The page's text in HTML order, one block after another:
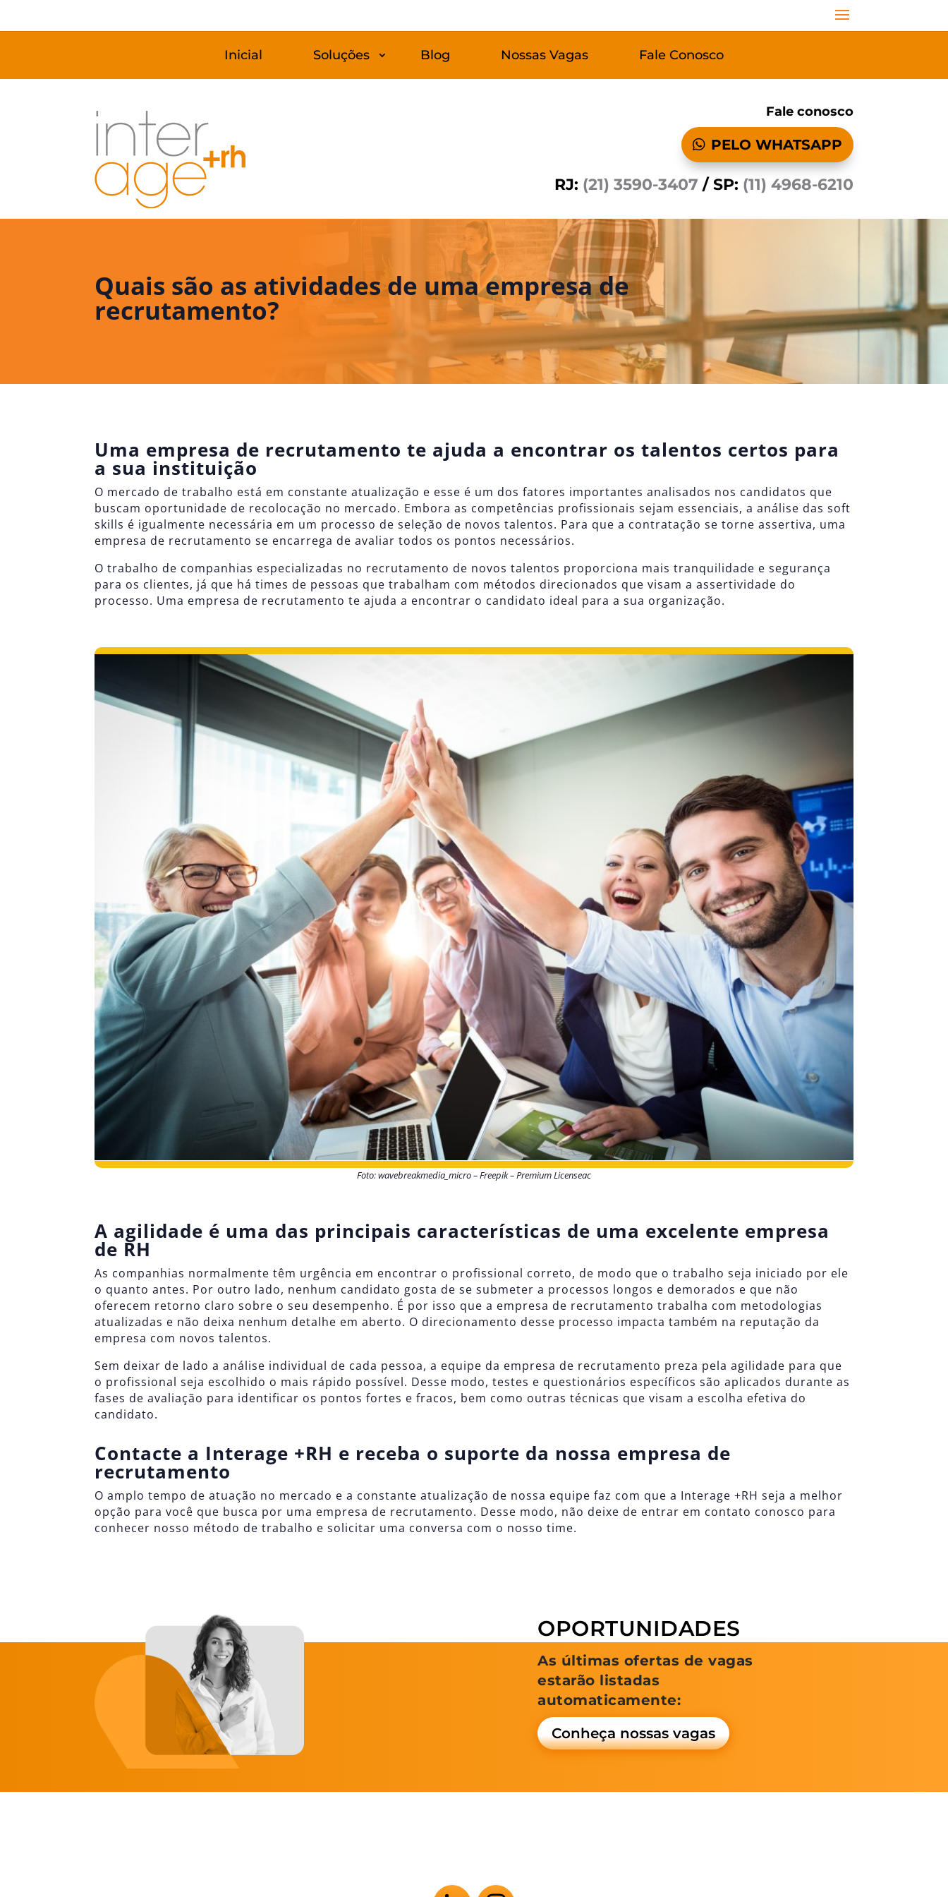
Inicial Soluções Blog Nossas Vagas Fale Conosco
Fale conosco
PELO WHATSAPP
RJ: (21) 3590-3407 / SP: (11) 4968-6210
Quais são as atividades de uma empresa de
recrutamento?
Uma empresa de recrutamento te ajuda a encontrar os talentos certos para
a sua instituição
O mercado de trabalho está em constante atualização e esse é um dos fatores importantes analisados nos candidatos que
buscam oportunidade de recolocação no mercado. Embora as competências profissionais sejam essenciais, a análise das soft
skills é igualmente necessária em um processo de seleção de novos talentos. Para que a contratação se torne assertiva, uma
empresa de recrutamento se encarrega de avaliar todos os pontos necessários.
O trabalho de companhias especializadas no recrutamento de novos talentos proporciona mais tranquilidade e segurança
para os clientes, já que há times de pessoas que trabalham com métodos direcionados que visam a assertividade do
processo. Uma empresa de recrutamento te ajuda a encontrar o candidato ideal para a sua organização.
Foto: wavebreakmedia_micro – Freepik – Premium Licenseac
A agilidade é uma das principais características de uma excelente empresa
de RH
As companhias normalmente têm urgência em encontrar o profissional correto, de modo que o trabalho seja iniciado por ele
o quanto antes. Por outro lado, nenhum candidato gosta de se submeter a processos longos e demorados e que não
oferecem retorno claro sobre o seu desempenho. É por isso que a empresa de recrutamento trabalha com metodologias
atualizadas e não deixa nenhum detalhe em aberto. O direcionamento desse processo impacta também na reputação da
empresa com novos talentos.
Sem deixar de lado a análise individual de cada pessoa, a equipe da empresa de recrutamento preza pela agilidade para que
o profissional seja escolhido o mais rápido possível. Desse modo, testes e questionários específicos são aplicados durante as
fases de avaliação para identificar os pontos fortes e fracos, bem como outras técnicas que visam a escolha efetiva do
candidato.
Contacte a Interage +RH e receba o suporte da nossa empresa de
recrutamento
O amplo tempo de atuação no mercado e a constante atualização de nossa equipe faz com que a Interage +RH seja a melhor
opção para você que busca por uma empresa de recrutamento. Desse modo, não deixe de entrar em contato conosco para
conhecer nosso método de trabalho e solicitar uma conversa com o nosso time.
OPORTUNIDADES
As últimas ofertas de vagas
estarão listadas
automaticamente:
Conheça nossas vagas